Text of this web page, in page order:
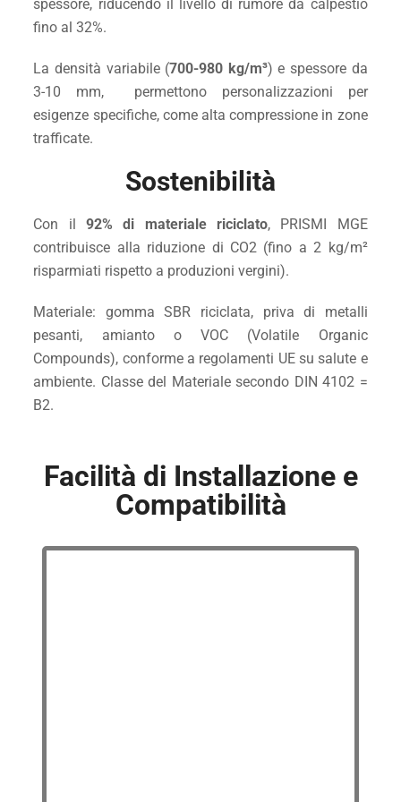
spessore, riducendo il livello di rumore da calpestio
fino al 32%.
La densità variabile (700-980 kg/m³) e spessore da
3-10 mm, permettono personalizzazioni per
esigenze specifiche, come alta compressione in zone
trafficate.
Sostenibilità
Con il92% di materiale riciclato, PRISMI MGE
contribuisce alla riduzione di CO2 (fino a 2 kg/m²
risparmiati rispetto a produzioni vergini).
Materiale: gomma SBR riciclata, priva di metalli
pesanti, amianto o VOC (Volatile Organic
Compounds), conforme a regolamenti UE su salute e
ambiente. Classe del Materiale secondo DIN 4102 =
B2.
Facilità di Installazione e
Compatibilità